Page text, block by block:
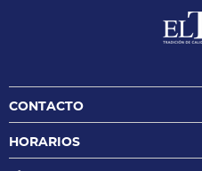
CONTACTO
HORARIOS